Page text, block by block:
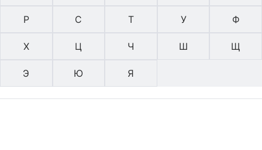
Р С Т У Ф
Х Ц Ч Ш Щ
Э Ю Я